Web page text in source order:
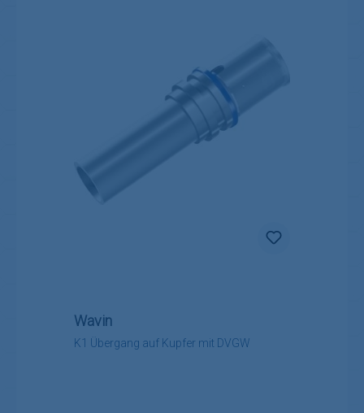
K1 Übergang auf Kupfer mit DVGW
Wavin